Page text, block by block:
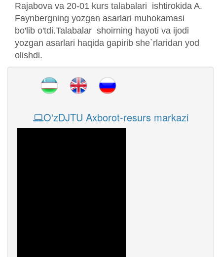
Rajabova va 20-01 kurs talabalari ishtirokida A.
Faynbergning yozgan asarlari muhokamasi
bo'lib o'tdi.Talabalar shoirning hayoti va ijodi
yozgan asarlari haqida gapirib she`rlaridan yod
olishdi.
O'zDJTU Axborot-resurs markazi